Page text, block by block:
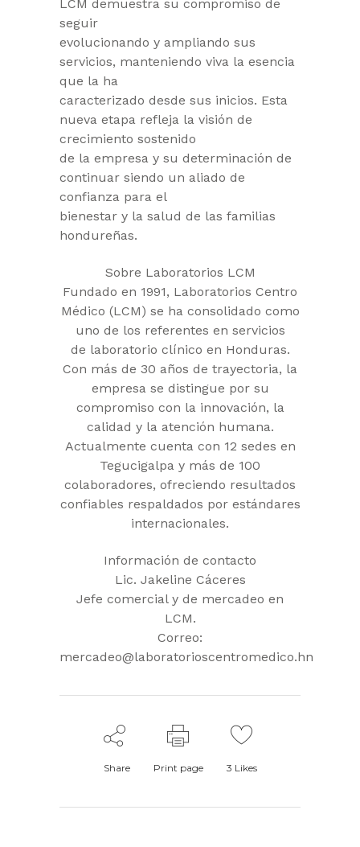
LCM demuestra su compromiso de
seguir
evolucionando y ampliando sus
servicios, manteniendo viva la esencia
que la ha
caracterizado desde sus inicios. Esta
nueva etapa refleja la visión de
crecimiento sostenido
de la empresa y su determinación de
continuar siendo un aliado de
confianza para el
bienestar y la salud de las familias
hondureñas.
Sobre Laboratorios LCM
Fundado en 1991, Laboratorios Centro
Médico (LCM) se ha consolidado como
uno de los referentes en servicios
de laboratorio clínico en Honduras.
Con más de 30 años de trayectoria, la
empresa se distingue por su
compromiso con la innovación, la
calidad y la atención humana.
Actualmente cuenta con 12 sedes en
Tegucigalpa y más de 100
colaboradores, ofreciendo resultados
confiables respaldados por estándares
internacionales.
Información de contacto
Lic. Jakeline Cáceres
Jefe comercial y de mercadeo en
LCM.
Correo:
mercadeo@laboratorioscentromedico.hn
Share Print page 3 Likes